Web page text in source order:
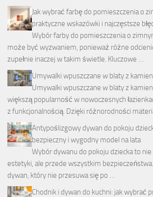
Jak wybrać farbę do pomieszczenia o
praktyczne wskazówki i najczęstsze
Wybór farby do pomieszczenia o
może być wyzwaniem, ponieważ różne
zupełnie inaczej w takim świetle. Kluczowe …
Umywalki wpuszczane w blaty z
Umywalki wpuszczane w blaty z
większą popularność w nowoczesnych
z funkcjonalnością. Dzięki różnorodności
Antypoślizgowy dywan do pokoju
bezpieczny i wygodny model na lata
Wybór dywanu do pokoju dziecka to
estetyki, ale przede wszystkim
dywan, który nie przesuwa się po …
Chodnik i dywan do kuchni: jak wybrać